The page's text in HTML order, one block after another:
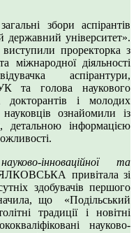
збори аспірантів
державний університет».
проректорка з
міжнародної діяльності
аспірантури,
та голова наукового
докторантів і молодих
ознайомили із
детальною інформацією
інноваційної та
привітала зі
здобувачів першого
що «Подільський
традиції і новітні
науково-